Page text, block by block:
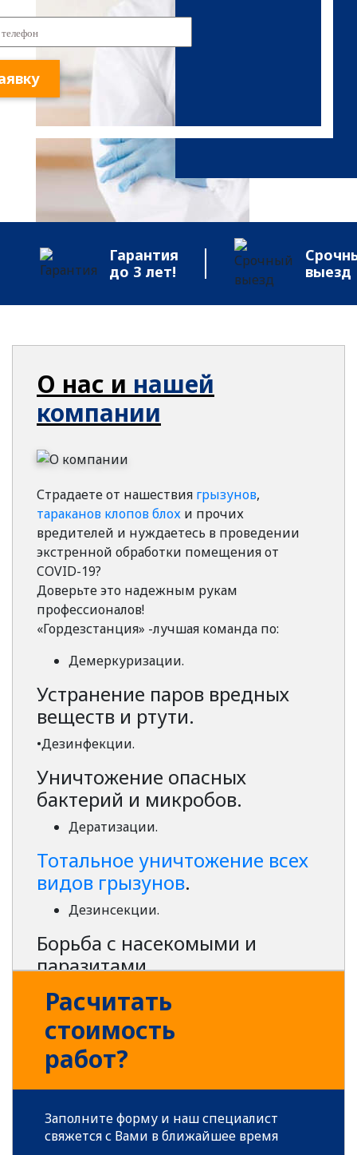
Гарантия
до 3 лет!
выезд
О нас и нашей
компании
Страдаете от нашествия грызунов,
тараканов клоповблох и прочих
вредителей и нуждаетесь в проведении
экстренной обработки помещения от
COVID-19?
Доверьте это надежным рукам
профессионалов!
«Гордезстанция» -лучшая команда по:
Демеркуризации.
Устранение паров вредных
веществ и ртути.
•Дезинфекции.
Уничтожение опасных
бактерий и микробов.
Дератизации.
Тотальное уничтожение всех
видов грызунов.
Дезинсекции.
Борьба с насекомыми и
паразитами.
Услуги нашей компании востребованы и
актуальны не только во вторичном жилье.
Современные дома и строительные
объекты на всех этапах возведения
нуждаются в нашем вмешательстве столь
же часто. Нет таких препятствий, которые
а микроорганизмы и бактерии отличаются
самой высокой способностью к
Расчитать
стоимость
работ?
Заполните форму и наш специалист
свяжется с Вами в ближайшее время